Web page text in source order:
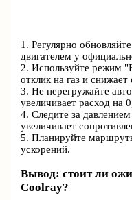
1. Регулярно
двигателем у
2. Используйте режим
отклик на газ и
3. Не перегружайте
увеличивает расход на
4. Следите за
увеличивает
5. Планируйте
ускорений.
Вывод: стоит ли
Coolray?